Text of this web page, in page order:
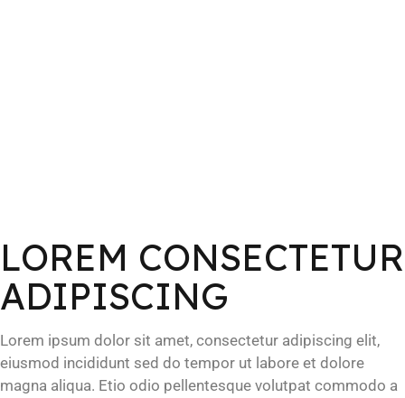
LOREM CONSECTETUR
ADIPISCING
Lorem ipsum dolor sit amet, consectetur adipiscing elit,
eiusmod incididunt sed do tempor ut labore et dolore
magna aliqua. Etio odio pellentesque volutpat commodo a